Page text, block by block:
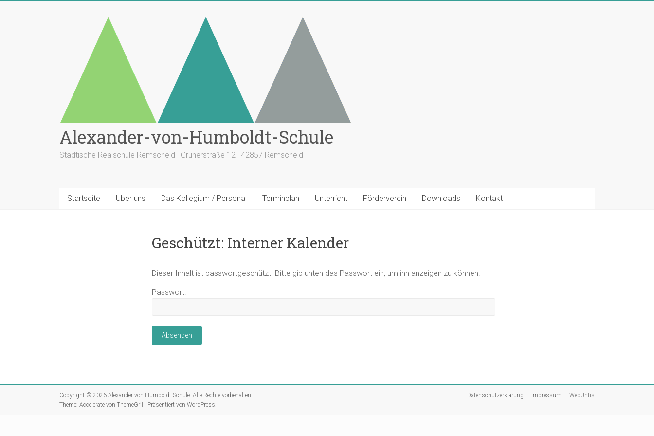
Alexander-von-Humboldt-Schule
Städtische Realschule Remscheid | Grunerstraße 12 | 42857 Remscheid
Startseite Über uns Das Kollegium / Personal Terminplan Unterricht Förderverein Downloads Kontakt
Geschützt: Interner Kalender
Dieser Inhalt ist passwortgeschützt. Bitte gib unten das Passwort ein, um ihn anzeigen zu können.
Passwort:
Copyright © 2026 Alexander-von-Humboldt-Schule. Alle Rechte vorbehalten.
Theme: Accelerate von ThemeGrill. Präsentiert von WordPress.
Datenschutzerklärung Impressum WebUntis